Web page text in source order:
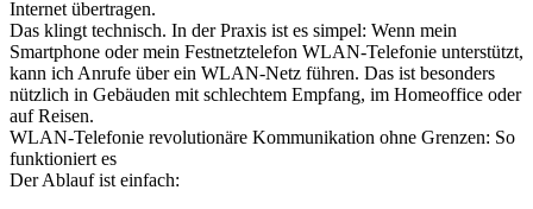
Internet übertragen.
Das klingt technisch. In der Praxis ist es simpel: Wenn mein
Smartphone oder mein Festnetztelefon WLAN-Telefonie unterstützt,
kann ich Anrufe über ein WLAN-Netz führen. Das ist besonders
nützlich in Gebäuden mit schlechtem Empfang, im Homeoffice oder
auf Reisen.
WLAN-Telefonie revolutionäre Kommunikation ohne Grenzen: So
funktioniert es
Der Ablauf ist einfach: